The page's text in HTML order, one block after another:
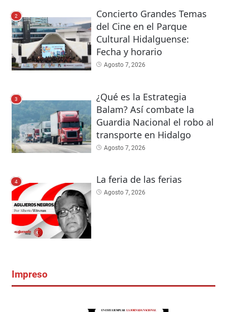
2
Concierto Grandes Temas
del Cine en el Parque
Cultural Hidalguense:
Fecha y horario
Agosto 7, 2026
3
¿Qué es la Estrategia
Balam? Así combate la
Guardia Nacional el robo al
transporte en Hidalgo
Agosto 7, 2026
4 La feria de las ferias
Agosto 7, 2026
Impreso